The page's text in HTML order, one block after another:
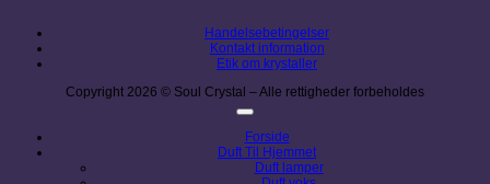
Handelsebetingelser
Kontakt information
Etik om krystaller
Copyright 2026 © Soul Crystal – Alle rettigheder forbeholdes
Forside
Duft Til Hjemmet
Duft lamper